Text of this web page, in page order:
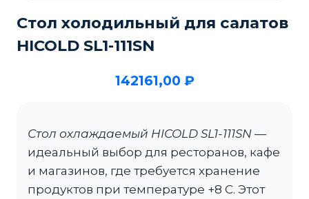
Стол холодильный для салатов
HICOLD SL1-111SN
142161,00 ₽
Стол охлаждаемый HICOLD SL1-111SN —
идеальный выбор для ресторанов, кафе
и магазинов, где требуется хранение
продуктов при температуре +8 С. Этот